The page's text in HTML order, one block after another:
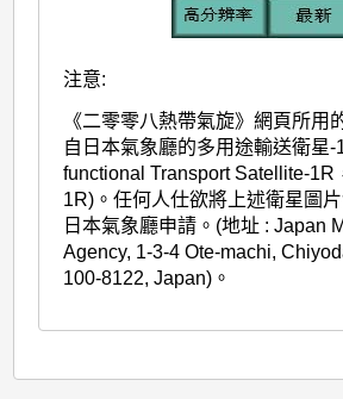
注意:
《二零零八熱帶氣旋》網頁所用
自日本氣象廳的多用途輸送衛星-
functional Transport Satellite-1R
1R)。任何人仕欲將上述衛星圖
日本氣象廳申請。(地址 : Japan
Agency, 1-3-4 Ote-machi,
100-8122, Japan)。